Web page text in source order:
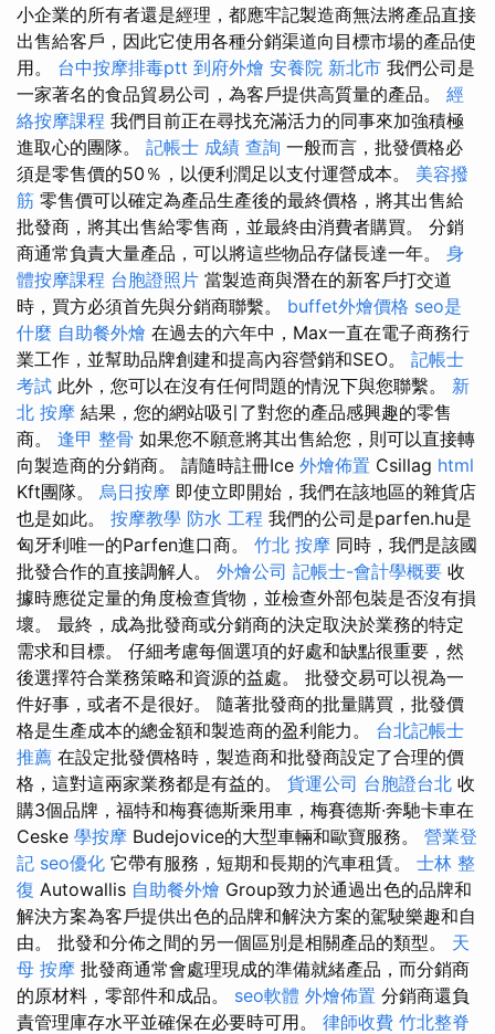
小企業的所有者還是經理，都應牢記製造商無法將產品直接
出售給客戶，因此它使用各種分銷渠道向目標市場的產品使
用。 台中按摩排毒ptt 到府外燴 安養院 新北市 我們公司是
一家著名的食品貿易公司，為客戶提供高質量的產品。 經
絡按摩課程 我們目前正在尋找充滿活力的同事來加強積極
進取心的團隊。 記帳士 成績 查詢 一般而言，批發價格必
須是零售價的50％，以便利潤足以支付運營成本。 美容撥
筋 零售價可以確定為產品生產後的最終價格，將其出售給
批發商，將其出售給零售商，並最終由消費者購買。 分銷
商通常負責大量產品，可以將這些物品存儲長達一年。 身
體按摩課程 台胞證照片 當製造商與潛在的新客戶打交道
時，買方必須首先與分銷商聯繫。 buffet外燴價格 seo是
什麼 自助餐外燴 在過去的六年中，Max一直在電子商務行
業工作，並幫助品牌創建和提高內容營銷和SEO。 記帳士
考試 此外，您可以在沒有任何問題的情況下與您聯繫。 新
北 按摩 結果，您的網站吸引了對您的產品感興趣的零售
商。 逢甲 整骨 如果您不願意將其出售給您，則可以直接轉
向製造商的分銷商。 請隨時註冊Ice 外燴佈置 Csillag html
Kft團隊。 烏日按摩 即使立即開始，我們在該地區的雜貨店
也是如此。 按摩教學 防水 工程 我們的公司是parfen.hu是
匈牙利唯一的Parfen進口商。 竹北 按摩 同時，我們是該國
批發合作的直接調解人。 外燴公司 記帳士-會計學概要 收
據時應從定量的角度檢查貨物，並檢查外部包裝是否沒有損
壞。 最終，成為批發商或分銷商的決定取決於業務的特定
需求和目標。 仔細考慮每個選項的好處和缺點很重要，然
後選擇符合業務策略和資源的益處。 批發交易可以視為一
件好事，或者不是很好。 隨著批發商的批量購買，批發價
格是生產成本的總金額和製造商的盈利能力。 台北記帳士
推薦 在設定批發價格時，製造商和批發商設定了合理的價
格，這對這兩家業務都是有益的。 貨運公司 台胞證台北 收
購3個品牌，福特和梅賽德斯乘用車，梅賽德斯·奔馳卡車在
Ceske 學按摩 Budejovice的大型車輛和歐寶服務。 營業登
記 seo優化 它帶有服務，短期和長期的汽車租賃。 士林 整
復 Autowallis 自助餐外燴 Group致力於通過出色的品牌和
解決方案為客戶提供出色的品牌和解決方案的駕駛樂趣和自
由。 批發和分佈之間的另一個區別是相關產品的類型。 天
母 按摩 批發商通常會處理現成的準備就緒產品，而分銷商
的原材料，零部件和成品。 seo軟體 外燴佈置 分銷商還負
責管理庫存水平並確保在必要時可用。 律師收費 竹北整脊